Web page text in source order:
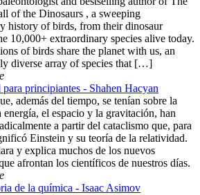
of the Dinosaurs , a sweeping
history of birds, from their dinosaur
10,000+ extraordinary species alive today.
of birds share the planet with us, an
diverse array of species that […]
principiantes - Shahen Hacyan
además del tiempo, se tenían sobre la
energía, el espacio y la gravitación, han
a partir del cataclismo que, para
Einstein y su teoría de la relatividad.
y explica muchos de los nuevos
afrontan los científicos de nuestros días.
de la química - Isaac Asimov